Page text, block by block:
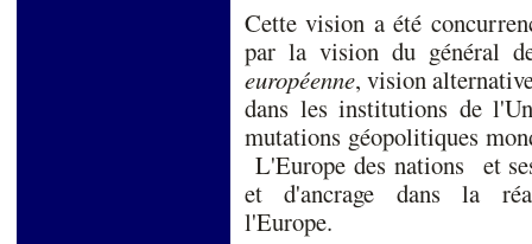
Cette vision a été
par la vision du général
européenne, vision
dans les institutions de
mutations géopolitiques
L'Europe des nations et
et d'ancrage dans la
l'Europe.